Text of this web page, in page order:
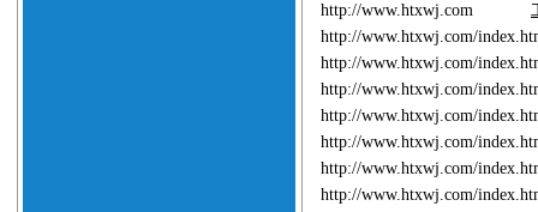
http://www.htxwj.com
http://www.htxwj.com/
http://www.htxwj.com/
http://www.htxwj.com/
http://www.htxwj.com/
http://www.htxwj.com/
http://www.htxwj.com/
http://www.htxwj.com/